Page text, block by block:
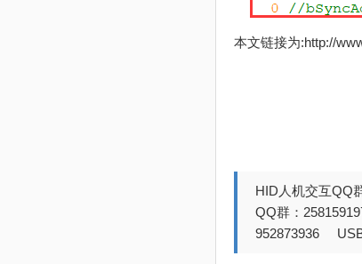
本文链接为:http://
HID人机交互QQ
QQ群：
952873936 USB